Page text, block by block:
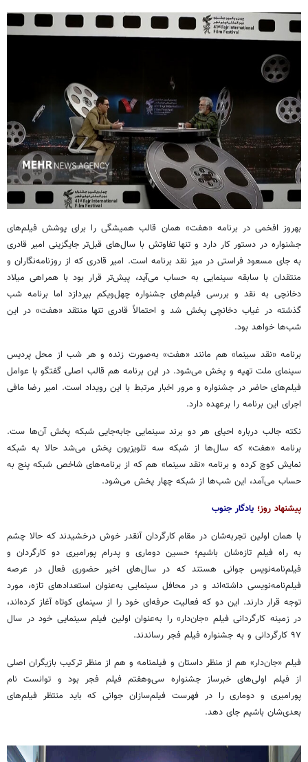
بهروز افخمی در برنامه «هفت» همان قالب همیشگی را برای پوشش فیلم‌های
جشنواره در دستور کار دارد و تنها تفاوتش با سال‌های قبل‌تر جایگزینی امیر قادری
بهجای مسعود فراستی در میز نقد برنامه است. امیر قادری که از روزنامه‌نگاران و
منتقدان با سابقه سینمایی به حساب می‌آید، پیش‌تر قرار بود با همراهی میلاد
دخانچی به نقد و بررسی فیلم‌های جشنواره چهل‌ویکم بپردازد اما برنامه شب
گذشته در غیاب دخانچیپخش شد و احتمالاً قادری تنها منتقد «هفت» در این
شب‌ها خواهد بود.
برنامه «نقد سینما» هم مانند «هفت» به‌صورت زنده و هر شب از محل پردیس
سینمای ملت تهیه و پخش می‌شود. در این برنامه هم قالب اصلی گفتگو با عوامل
فیلم‌های حاضر در جشنواره و مرور اخبار مرتبط با این رویداد است. امیر رضا مافی
اجرای این برنامه را برعهده دارد.
نکته جالب درباره احیای هر دو برند سینمایی جابه‌جایی شبکه پخش آن‌ها ست.
برنامه «هفت» که سال‌ها از شبکه سه تلویزیون پخش می‌شد حالا به شبکه
نمایش کوچ کرده و برنامه «نقد سینما» هم که از برنامه‌های شاخص شبکه پنج به
حساب می‌آمد، این شب‌ها از شبکه چهار پخش می‌شود.
پیشنهاد روز؛ یادگار جنوب
با همان اولین تجربه‌شان در مقام کارگردان آنقدر خوش درخشیدند که حالا چشم
به راه فیلم تازه‌شان باشیم؛ حسین دوماری و پدرامپورامیری دو کارگردان و
فیلم‌نامه‌نویس جوانی هستند که در سال‌های اخیرحضوری فعال در عرصه
فیلم‌نامه‌نویسی داشته‌اند و در محافل سینمایی به‌عنوان استعدادهای تازه، مورد
توجه قرار دارند. این دو که فعالیت حرفه‌ای خود را از سینمای کوتاه آغاز کرده‌اند،
در زمینه کارگردانی فیلم «جان‌دار» را به‌عنوان اولین فیلم سینمایی خود در سال
۹۷ کارگردانی و به جشنواره فیلم فجر رساندند.
فیلم «جان‌دار» هم از منظر داستان و فیلمنامه و هم از منظر ترکیب بازیگران اصلی
از فیلم اولی‌هایخبرساز جشنواره سی‌وهفتمفیلم فجر بود و توانست نام
پورامیریو دوماریرا در فهرست فیلم‌سازان جوانی که باید منتظر فیلم‌های
بعدی‌شان باشیم جای دهد.